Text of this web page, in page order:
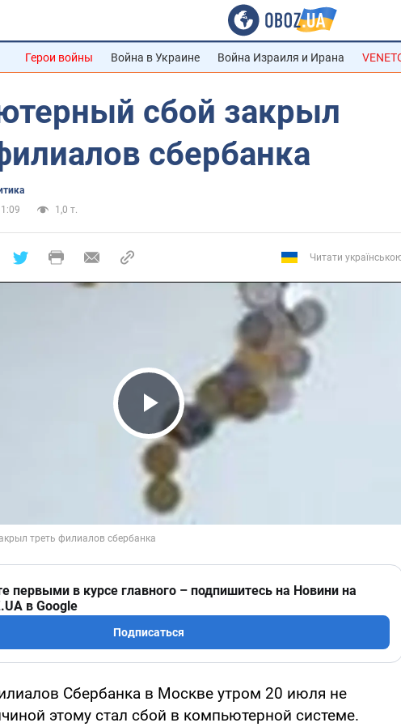
Герои войны Война в Украине Война Израиля и Ирана
сбой закрыл
сбербанка
1,0 т.
Читати
Play Video
первыми в курсе главного – подпишитесь на Новини на
в Google
Подписаться
Сбербанка в Москве утром 20 июля не
этому стал сбой в компьютерной системе.